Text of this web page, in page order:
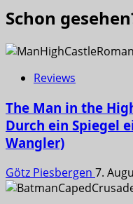
Schon
Reviews
The Man in the
Durch ein Spiegel
Wangler)
Götz Piesbergen 7.